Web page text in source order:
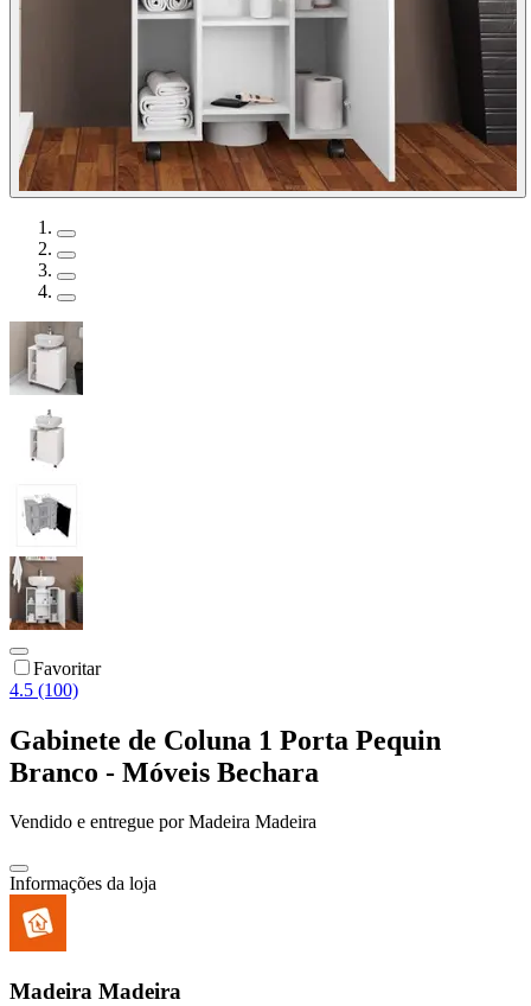
Favoritar
4.5 (100)
Gabinete de Coluna 1 Porta Pequin
Branco - Móveis Bechara
Vendido e entregue por Madeira Madeira
Informações da loja
Madeira Madeira